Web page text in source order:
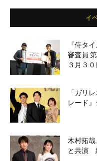
イ
『侍タ
審査員
３月３
「ガリ
レード
木村拓
と共演